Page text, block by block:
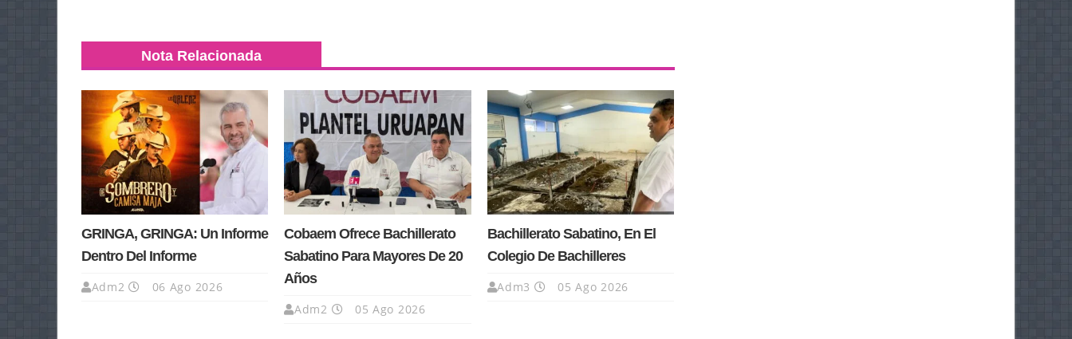
Nota Relacionada
GRINGA, GRINGA: Un Informe
Dentro Del Informe
Adm2 06 Ago 2026
Cobaem Ofrece Bachillerato
Sabatino Para Mayores De 20
Años
Adm2 05 Ago 2026
Bachillerato Sabatino, En El
Colegio De Bachilleres
Adm3 05 Ago 2026